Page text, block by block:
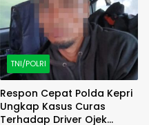
TNI/POLRI
Respon Cepat Polda Kepri
Ungkap Kasus Curas
Terhadap Driver Ojek